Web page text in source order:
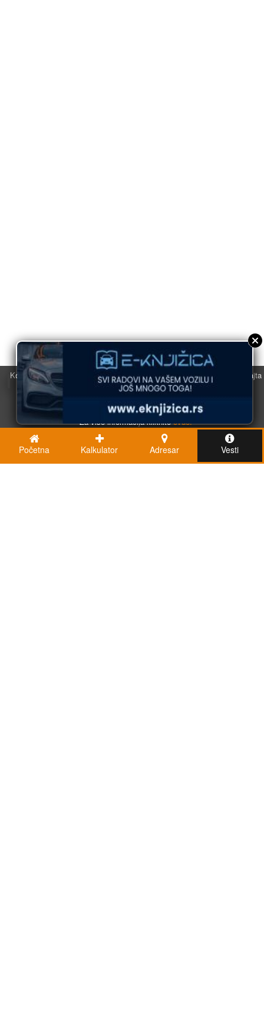
Koristimo kolačiće u svrhu boljeg korisničkog iskustva. Korišćenjem sajta
saglasni ste sa njihovom upotrebom.
U redu
Za više informacija klikniteovde.
Početna Kalkulator Adresar Vesti